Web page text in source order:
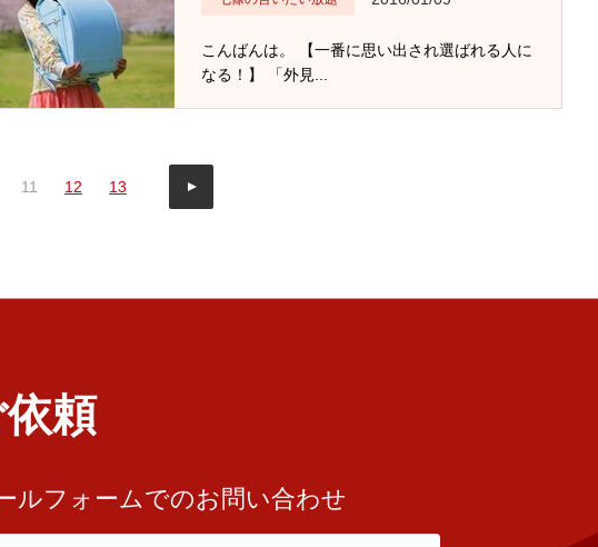
こんばんは。 【一番に思い出され選ばれる人に
なる！】 「外見...
11 12 13
頼
ルフォームでのお問い合わせ